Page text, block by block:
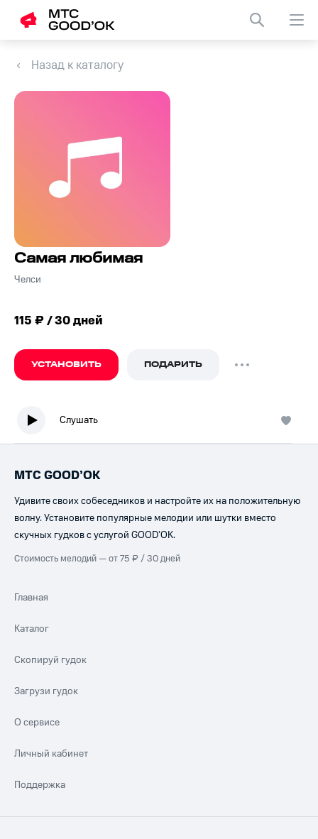
Назад к каталогу
Самая любимая
Челси
115 ₽ / 30 дней
УСТАНОВИТЬ ПОДАРИТЬ
Слушать
МТС GOOD’OK
Удивите своих собеседников и настройте их на положительную
волну. Установите популярные мелодии или шутки вместо
скучных гудков с услугой GOOD’OK.
Стоимость мелодий — от 75 ₽ / 30 дней
Главная
Каталог
Скопируй гудок
Загрузи гудок
О сервисе
Личный кабинет
Поддержка